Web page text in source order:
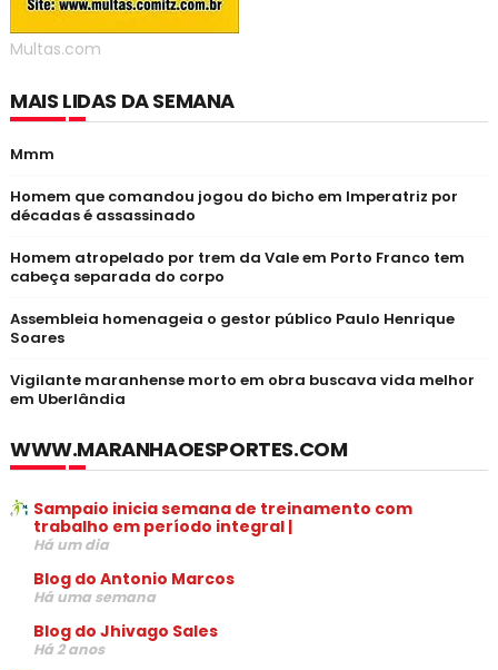
Multas.com
MAIS LIDAS DA SEMANA
Mmm
Homem que comandou jogou do bicho em Imperatriz por
décadas é assassinado
Homem atropelado por trem da Vale em Porto Franco tem
cabeça separada do corpo
Assembleia homenageia o gestor público Paulo Henrique
Soares
Vigilante maranhense morto em obra buscava vida melhor
em Uberlândia
WWW.MARANHAOESPORTES.COM
Sampaio inicia semana de treinamento com
trabalho em período integral |
Há um dia
Blog do Antonio Marcos
Há uma semana
Blog do Jhivago Sales
Há 2 anos